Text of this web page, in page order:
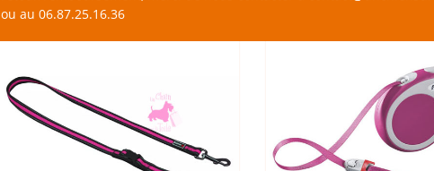
ou au 06.87.25.16.36